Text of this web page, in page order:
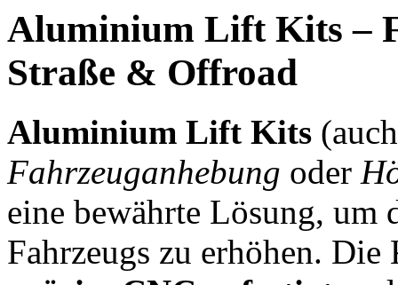
Aluminium Lift Kits –
Straße & Offroad
Aluminium Lift Kits
Fahrzeuganhebung oder
eine bewährte Lösung, um
Fahrzeugs zu erhöhen.